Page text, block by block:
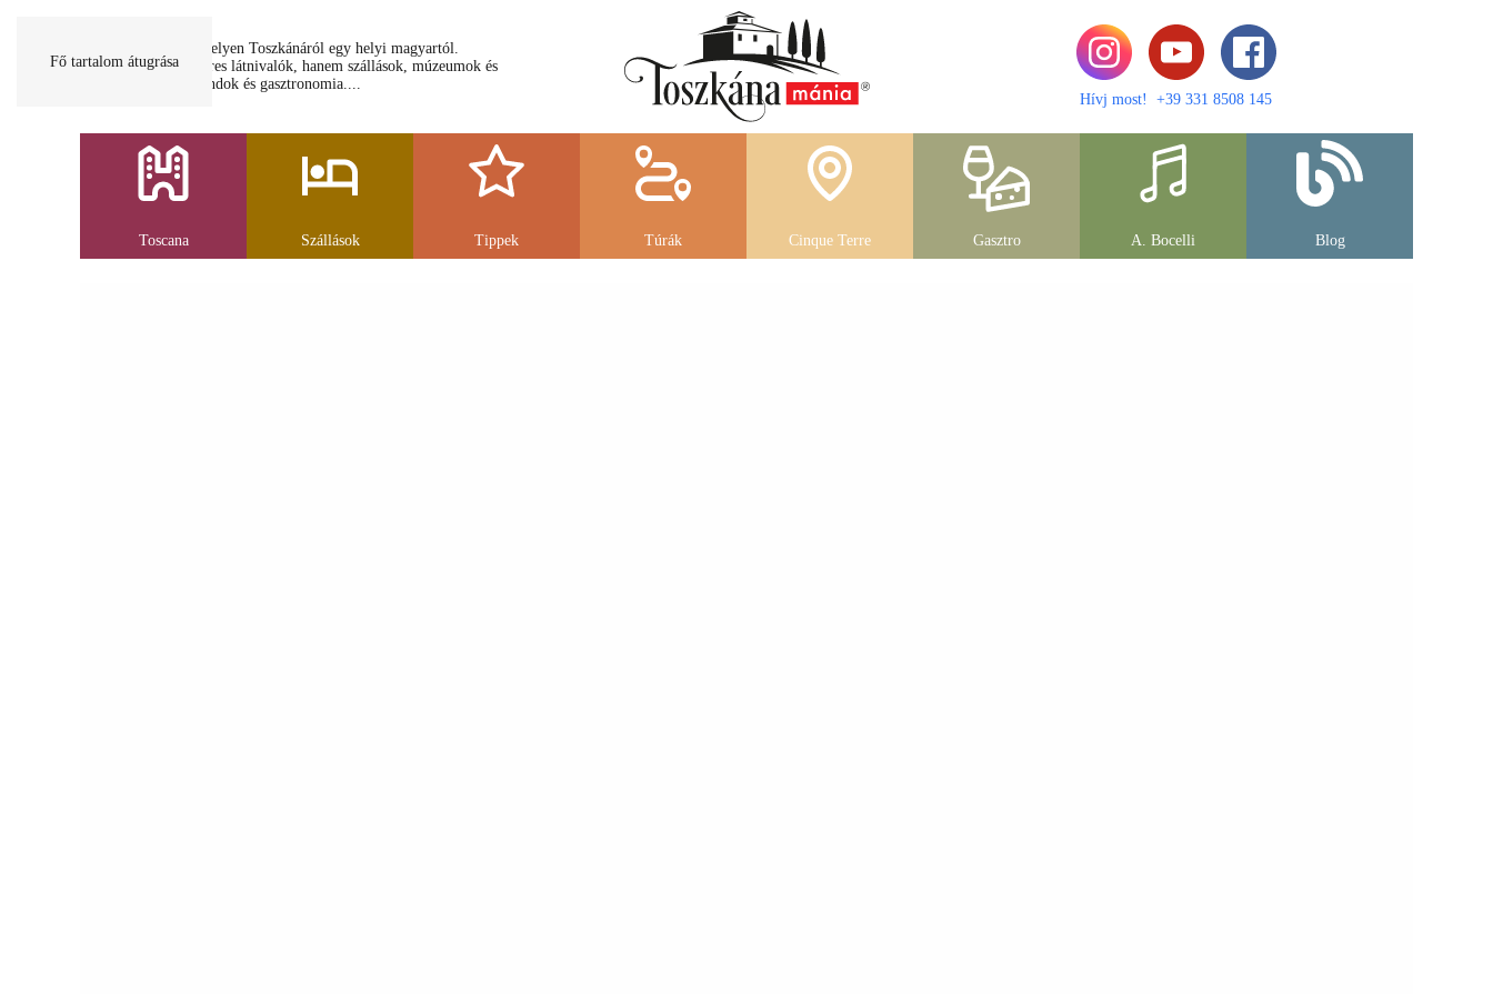
Fő tartalom átugrása
Minden egy helyen Toszkánáról egy helyi magyartól.
Nemcsak a híres látnivalók, hanem szállások, múzeumok és
parkolás, strandok és gasztronomia....
Hívj most! +39 331 8508 145
Toscana Szállások Tippek Túrák Cinque Terre Gasztro A. Bocelli Blog